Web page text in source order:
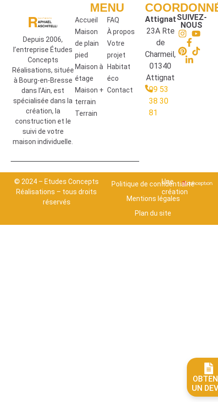
UN
Depuis 2006,
l’entreprise Études
Concepts
Réalisations, située
à Bourg-en-Bresse
dans l’Ain, est
spécialisée dans la
création, la
construction et le
suivi de votre
maison individuelle.
MENU
Accueil
Maison
de plain
pied
Maison à
étage
Maison +
terrain
Terrain
FAQ
À propos
Votre
projet
Habitat
éco
Contact
Attignat
23A Rte
de
Charmeil,
01340
Attignat
09 53
38 30
81
SUIVEZ-
NOUS
© 2024 – Etudes Concepts
Réalisations – tous droits
réservés
Politique de confidentialité
Mentions légales
Plan du site
Une
création